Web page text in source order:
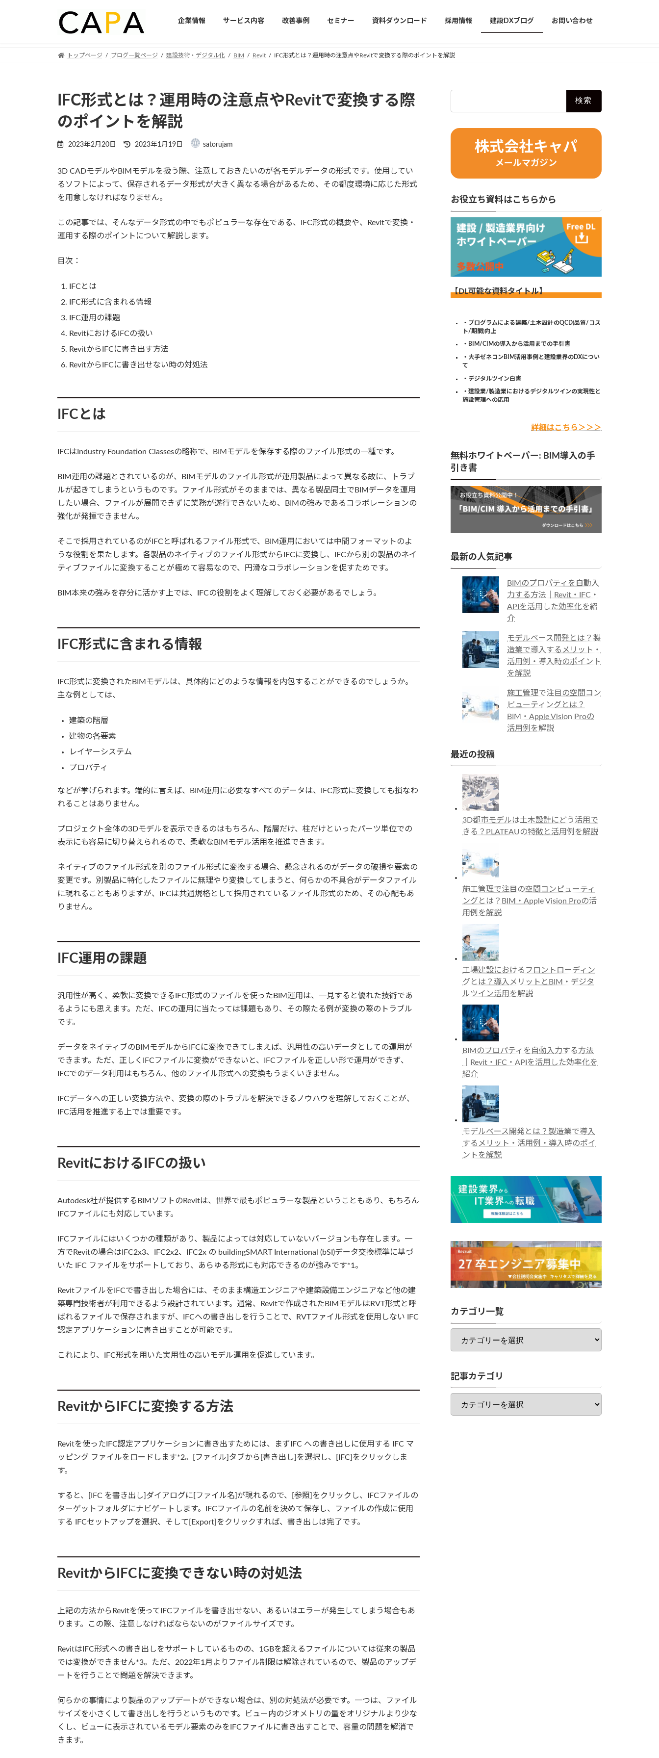
企業情報 サービス内容 改善事例 セミナー 資料ダウンロード 採用情報 建設DXブログ お問い合わせ
トップページ ブログ一覧ページ 建設技術・デジタル化 BIM Revit IFC形式とは？運用時の注意点やRevitで変換する際のポイントを解説
IFC形式とは？運用時の注意点やRevitで変換する際
のポイントを解説
2023年2月20日
Last
updated
2023年1月19日 satorujam
3D CADモデルやBIMモデルを扱う際、注意しておきたいのが各モデルデータの形式です。使用してい
るソフトによって、保存されるデータ形式が大きく異なる場合があるため、その都度環境に応じた形式
を用意しなければなりません。
この記事では、そんなデータ形式の中でもポピュラーな存在である、IFC形式の概要や、Revitで変換・
運用する際のポイントについて解説します。
目次：
IFCとは
IFC形式に含まれる情報
IFC運用の課題
RevitにおけるIFCの扱い
RevitからIFCに書き出す方法
RevitからIFCに書き出せない時の対処法
IFCとは
IFCはIndustry Foundation Classesの略称で、BIMモデルを保存する際のファイル形式の一種です。
BIM運用の課題とされているのが、BIMモデルのファイル形式が運用製品によって異なる故に、トラブ
ルが起きてしまうというものです。ファイル形式がそのままでは、異なる製品同士でBIMデータを運用
したい場合、ファイルが展開できずに業務が遂行できないため、BIMの強みであるコラボレーションの
強化が発揮できません。
そこで採用されているのがIFCと呼ばれるファイル形式で、BIM運用においては中間フォーマットのよ
うな役割を果たします。各製品のネイティブのファイル形式からIFCに変換し、IFCから別の製品のネイ
ティブファイルに変換することが極めて容易なので、円滑なコラボレーションを促すためです。
BIM本来の強みを存分に活かす上では、IFCの役割をよく理解しておく必要があるでしょう。
IFC形式に含まれる情報
IFC形式に変換されたBIMモデルは、具体的にどのような情報を内包することができるのでしょうか。
主な例としては、
建築の階層
建物の各要素
レイヤーシステム
プロパティ
などが挙げられます。端的に言えば、BIM運用に必要なすべてのデータは、IFC形式に変換しても損なわ
れることはありません。
プロジェクト全体の3Dモデルを表示できるのはもちろん、階層だけ、柱だけといったパーツ単位での
表示にも容易に切り替えられるので、柔軟なBIMモデル活用を推進できます。
ネイティブのファイル形式を別のファイル形式に変換する場合、懸念されるのがデータの破損や要素の
変更です。別製品に特化したファイルに無理やり変換してしまうと、何らかの不具合がデータファイル
に現れることもありますが、IFCは共通規格として採用されているファイル形式のため、その心配もあ
りません。
IFC運用の課題
汎用性が高く、柔軟に変換できるIFC形式のファイルを使ったBIM運用は、一見すると優れた技術であ
るようにも思えます。ただ、IFCの運用に当たっては課題もあり、その際たる例が変換の際のトラブル
です。
データをネイティブのBIMモデルからIFCに変換できてしまえば、汎用性の高いデータとしての運用が
できます。ただ、正しくIFCファイルに変換ができないと、IFCファイルを正しい形で運用ができず、
IFCでのデータ利用はもちろん、他のファイル形式への変換もうまくいきません。
IFCデータへの正しい変換方法や、変換の際のトラブルを解決できるノウハウを理解しておくことが、
IFC活用を推進する上では重要です。
RevitにおけるIFCの扱い
Autodesk社が提供するBIMソフトのRevitは、世界で最もポピュラーな製品ということもあり、もちろん
IFCファイルにも対応しています。
IFCファイルにはいくつかの種類があり、製品によっては対応していないバージョンも存在します。一
方でRevitの場合はIFC2x3、IFC2x2、IFC2x の buildingSMART International (bSI)データ交換標準に基づ
いた IFC ファイルをサポートしており、あらゆる形式にも対応できるのが強みです*1。
RevitファイルをIFCで書き出した場合には、そのまま構造エンジニアや建築設備エンジニアなど他の建
築専門技術者が利用できるよう設計されています。通常、Revitで作成されたBIMモデルはRVT形式と呼
ばれるファイルで保存されますが、IFCへの書き出しを行うことで、RVTファイル形式を使用しない IFC
認定アプリケーションに書き出すことが可能です。
これにより、IFC形式を用いた実用性の高いモデル運用を促進しています。
RevitからIFCに変換する方法
Revitを使ったIFC認定アプリケーションに書き出すためには、まずIFC への書き出しに使用する IFC マ
ッピング ファイルをロードします*2。[ファイル]タブから[書き出し]を選択し、[IFC]をクリックしま
す。
すると、[IFC を書き出し]ダイアログに[ファイル名]が現れるので、[参照]をクリックし、IFCファイルの
ターゲットフォルダにナビゲートします。IFCファイルの名前を決めて保存し、ファイルの作成に使用
する IFCセットアップを選択、そして[Export]をクリックすれば、書き出しは完了です。
RevitからIFCに変換できない時の対処法
上記の方法からRevitを使ってIFCファイルを書き出せない、あるいはエラーが発生してしまう場合もあ
ります。この際、注意しなければならないのがファイルサイズです。
RevitはIFC形式への書き出しをサポートしているものの、1GBを超えるファイルについては従来の製品
では変換ができません*3。ただ、2022年1月よりファイル制限は解除されているので、製品のアップデ
ートを行うことで問題を解決できます。
何らかの事情により製品のアップデートができない場合は、別の対処法が必要です。一つは、ファイル
サイズを小さくして書き出しを行うというものです。ビュー内のジオメトリの量をオリジナルより少な
くし、ビューに表示されているモデル要素のみをIFCファイルに書き出すことで、容量の問題を解消で
きます。
株式会社キャパ
メールマガジン
お役立ち資料はこちらから
【DL可能な資料タイトル】
・プログラムによる建築/土木設計のQCD(品質/コス
ト/期間)向上
・BIM/CIMの導入から活用までの手引書
・大手ゼネコンBIM活用事例と建設業界のDXについ
て
・デジタルツイン白書
・建設業/製造業におけるデジタルツインの実現性と
施設管理への応用
詳細はこちら＞＞＞
無料ホワイトペーパー: BIM導入の手
引き書
最新の人気記事
BIMのプロパティを自動入
力する方法｜Revit・IFC・
APIを活用した効率化を紹
介
モデルベース開発とは？製
造業で導入するメリット・
活用例・導入時のポイント
を解説
施工管理で注目の空間コン
ピューティングとは？
BIM・Apple Vision Proの
活用例を解説
最近の投稿
3D都市モデルは土木設計にどう活用で
きる？PLATEAUの特徴と活用例を解説
施工管理で注目の空間コンピューティ
ングとは？BIM・Apple Vision Proの活
用例を解説
工場建設におけるフロントローディン
グとは？導入メリットとBIM・デジタ
ルツイン活用を解説
BIMのプロパティを自動入力する方法
｜Revit・IFC・APIを活用した効率化を
紹介
モデルベース開発とは？製造業で導入
するメリット・活用例・導入時のポイ
ントを解説
カテゴリ一覧
カ
ゴ
一
覧
記事カテゴリ
記
カ